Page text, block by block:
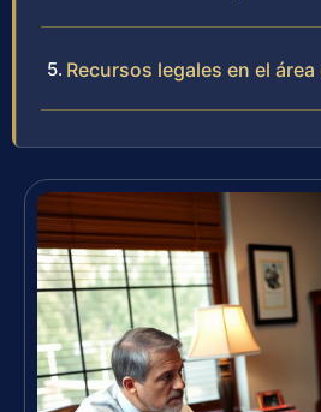
Recursos legales en el